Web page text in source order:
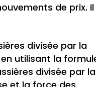
de prix.
divisée par la
utilisant la
divisée par la